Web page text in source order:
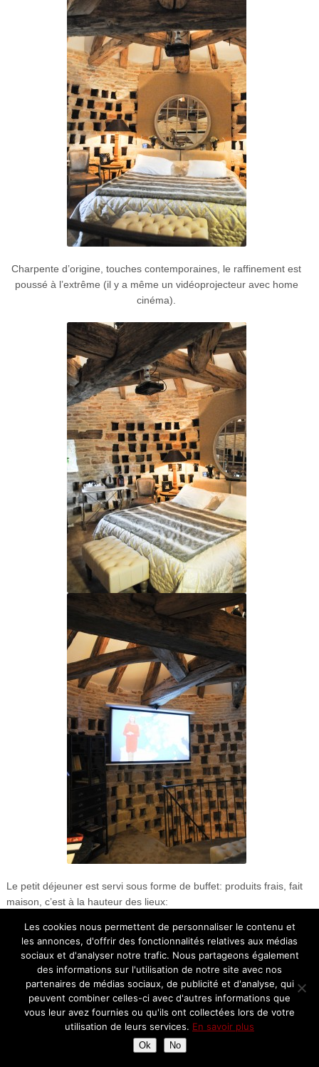
Charpente d’origine, touches contemporaines, le raffinement est
poussé à l’extrême (il y a même un vidéoprojecteur avec home
cinéma).
Le petit déjeuner est servi sous forme de buffet: produits frais, fait
maison, c’est à la hauteur des lieux:
Les cookies nous permettent de personnaliser le contenu et
les annonces, d'offrir des fonctionnalités relatives aux médias
sociaux et d'analyser notre trafic. Nous partageons également
des informations sur l'utilisation de notre site avec nos
partenaires de médias sociaux, de publicité et d'analyse, qui
peuvent combiner celles-ci avec d'autres informations que
vous leur avez fournies ou qu'ils ont collectées lors de votre
utilisation de leurs services. En savoir plus
Ok No